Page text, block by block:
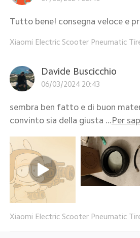
Tutto bene! consegna veloce e
Xiaomi Electric Scooter Pneumatic
Davide Buscicchio
06/03/2024 20:43
sembra ben fatto e di buon
convinto sia della giusta ... Per
Xiaomi Electric Scooter Pneumatic